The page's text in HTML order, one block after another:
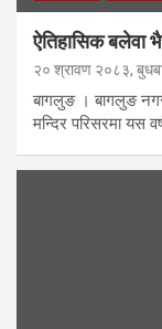
ऐतिहासिक बलेवा
२० श्रावण २०८३,
बागलुङ । बागलुङ
मन्दिर परिसरमा यस